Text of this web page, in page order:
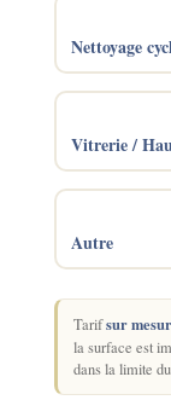
Nettoyage
Vitrerie /
Autre
Tarifsur
la surface est
dans la limite